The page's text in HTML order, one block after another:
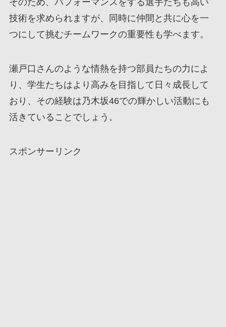
そのため、パフォーマンスをする選手たちも高い
技術を求められますが、同時に仲間と共に心を一
つにして挑むチームワークの重要性も学べます。
瀬戸口さんのような情熱を持つ部員たちの力によ
り、学生たちはより高みを目指して日々成長して
おり、その経験は乃木坂46での輝かしい活動にも
活きていることでしょう。
スポンサーリンク